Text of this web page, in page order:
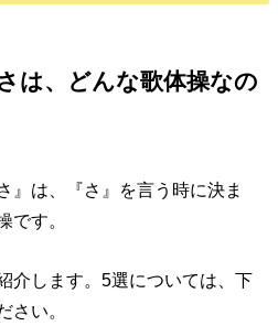
は、どんな歌体操なの
』は、『さ』を言う時に決ま
です。
介します。5選については、下
さい。